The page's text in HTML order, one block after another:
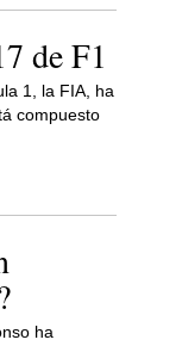
de F1
1, la FIA, ha
compuesto
ha